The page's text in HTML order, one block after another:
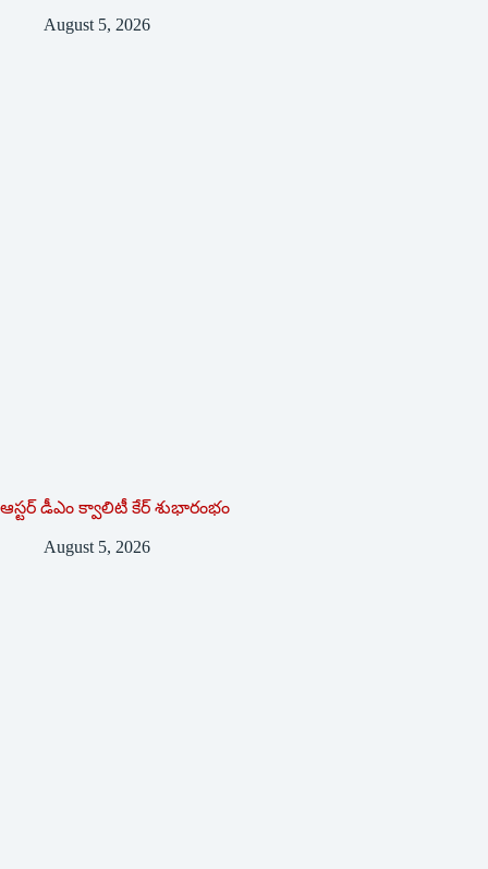
August 5, 2026
ఆస్టర్ డీఎం క్వాలిటీ కేర్ శుభారంభం
August 5, 2026